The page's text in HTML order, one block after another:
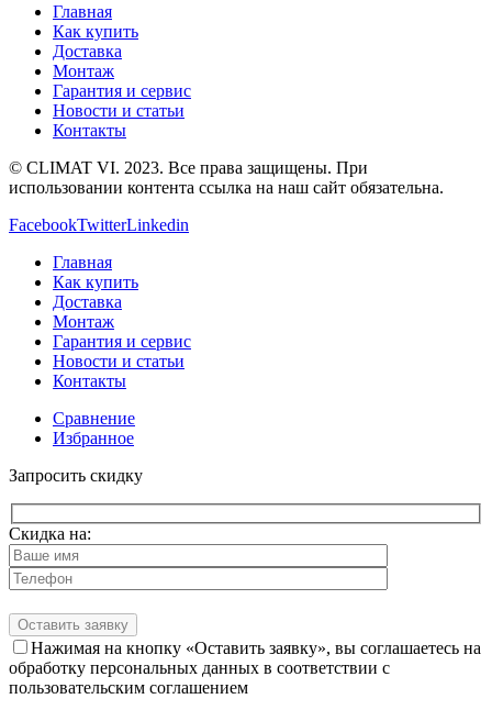
Главная
Как купить
Доставка
Монтаж
Гарантия и сервис
Новости и статьи
Контакты
© CLIMAT VI. 2023. Все права защищены. При
использовании контента ссылка на наш сайт обязательна.
FacebookTwitterLinkedin
Главная
Как купить
Доставка
Монтаж
Гарантия и сервис
Новости и статьи
Контакты
Сравнение
Избранное
Запросить скидку
Скидка на:
Нажимая на кнопку «Оставить заявку», вы соглашаетесь на
обработку персональных данных в соответствии с
пользовательским соглашением